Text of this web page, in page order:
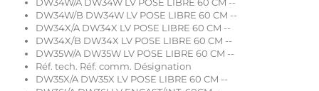
DW34W/A DW34W LV POSE LIBRE 60 CM --
DW34W/B DW34W LV POSE LIBRE 60 CM --
DW34X/A DW34X LV POSE LIBRE 60 CM --
DW34X/B DW34X LV POSE LIBRE 60 CM --
DW35W/A DW35W LV POSE LIBRE 60 CM --
Réf. tech. Réf. comm. Désignation
DW35X/A DW35X LV POSE LIBRE 60 CM --